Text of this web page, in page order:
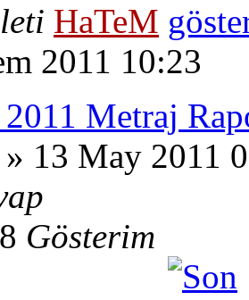
HaTeM
2011 10:23
Metraj
» 13 May 2011
Gösterim